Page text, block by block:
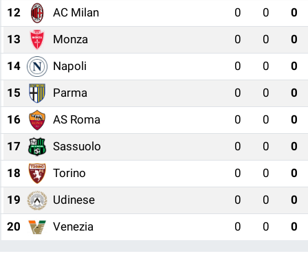
12
AC Milan 0 0
0
13
Monza 0 0
0
14
Napoli 0 0
0
15
Parma 0 0
0
16
AS Roma 0 0
0
17
Sassuolo 0 0
0
18
Torino 0 0
0
19
Udinese 0 0
0
20
Venezia 0 0 0
Çevre
Yerel
Magazin
Bilim ve Teknoloji